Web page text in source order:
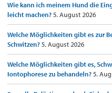
Wie kann ich meinem Hund die
leicht machen?5. August 2026
Welche Möglichkeiten gibt es zur
Schwitzen?5. August 2026
Welche Möglichkeiten gibt es,
Iontophorese zu behandeln?5.